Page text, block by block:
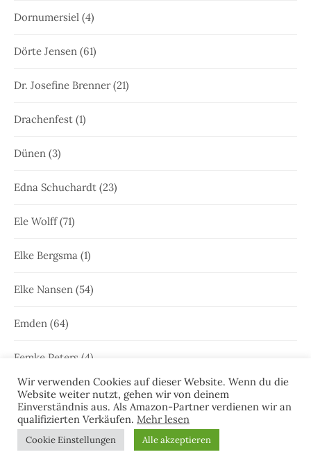
Dornumersiel (4)
Dörte Jensen (61)
Dr. Josefine Brenner(21)
Drachenfest (1)
Dünen (3)
Edna Schuchardt (23)
Ele Wolff(71)
Elke Bergsma (1)
Elke Nansen (54)
Emden (64)
Femke Peters (4)
Freya Joken(13)
Friesenkrimi(1.001)
Wir verwenden Cookies auf dieser Website. Wenn du die
Website weiter nutzt, gehen wir von deinem
Einverständnis aus. Als Amazon-Partner verdienen wir an
qualifizierten Verkäufen. Mehr lesen
Cookie Einstellungen Alle akzeptieren